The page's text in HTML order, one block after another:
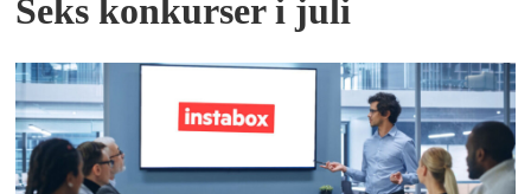
Seks konkurser i juli